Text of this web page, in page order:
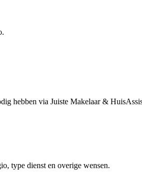
hebben via Juiste Makelaar &
type dienst en overige wensen.